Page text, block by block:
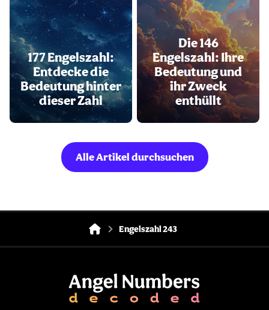
177 Engelszahl:
Entdecke die
Bedeutung hinter
dieser Zahl
Die 146
Engelszahl: Ihre
Bedeutung und
ihr Zweck
enthüllt
Alle Artikel durchsuchen
Engelszahl 243